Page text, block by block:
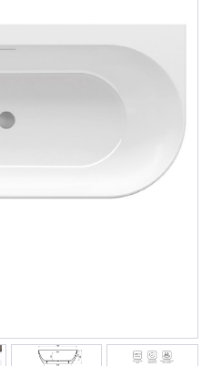
уголков